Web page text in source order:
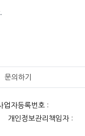
문의하기
업자등록번호 :
개인정보관리책임자 :